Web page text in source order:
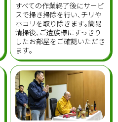
すべての作業終了後にサービ
スで掃き掃除を行い､チリや
ホコリを取り除きます｡簡易
清掃後､ご遺族様にすっきり
したお部屋をご確認いただき
ます｡